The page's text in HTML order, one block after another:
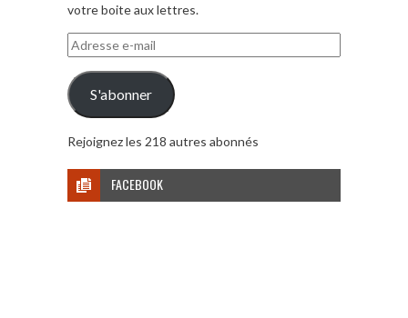
votre boite aux lettres.
Adresse
e-
mail
S'abonner
Rejoignez les 218 autres abonnés
FACEBOOK